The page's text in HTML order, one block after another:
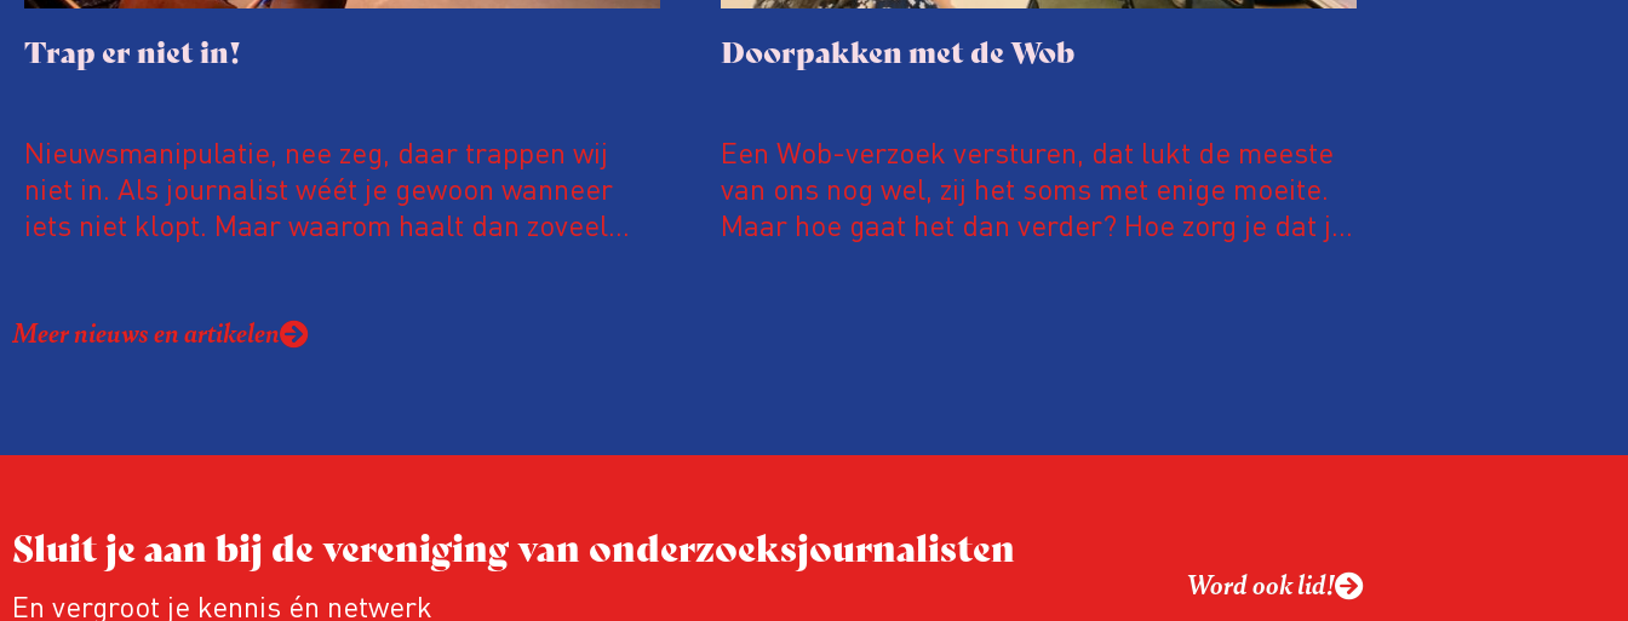
Trap er niet in!
Nieuwsmanipulatie, nee zeg, daar trappen wij
niet in. Als journalist wéét je gewoon wanneer
iets niet klopt. Maar waarom haalt dan zoveel
Doorpakken met de Wob
Een Wob-verzoek versturen, dat lukt de meeste
van ons nog wel, zij het soms met enige moeite.
Maar hoe gaat het dan verder? Hoe zorg je dat je
Meer nieuws en artikelen
Sluit je aan bij de vereniging van onderzoeksjournalisten
En vergroot je kennis én netwerk
Word ook lid!